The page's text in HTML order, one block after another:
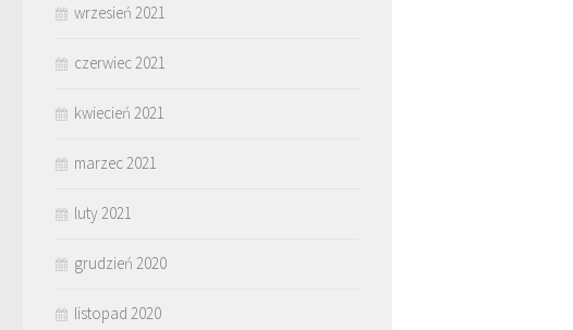
wrzesień 2021
czerwiec 2021
kwiecień 2021
marzec 2021
luty 2021
grudzień 2020
listopad 2020